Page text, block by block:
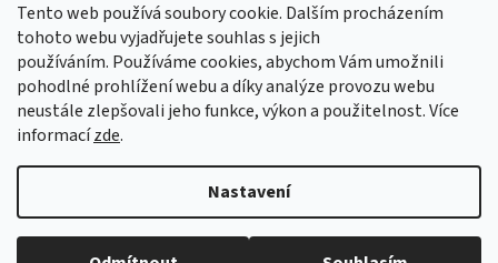
Tento web používá soubory cookie. Dalším procházením
tohoto webu vyjadřujete souhlas s jejich
používáním. Používáme cookies, abychom Vám umožnili
pohodlné prohlížení webu a díky analýze provozu webu
neustále zlepšovali jeho funkce, výkon a použitelnost. Více
informacízde.
Nastavení
Kontakt
shop@jees.cz
+420 326 903 815
Vytvořil Shoptet